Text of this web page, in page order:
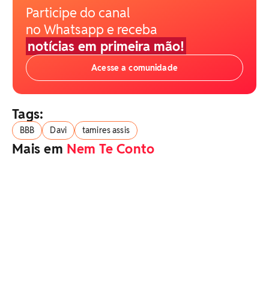
Participe do canal
no Whatsapp e receba
notícias em primeira mão!
Acesse a comunidade
Tags:
BBB Davi tamires assis
Mais em Nem Te Conto